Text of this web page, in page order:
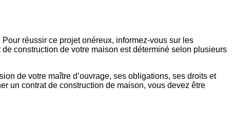
réussir ce projet onéreux, informez-vous sur les
construction de votre maison est déterminé selon plusieurs
de votre maître d’ouvrage, ses obligations, ses droits et
un contrat de construction de maison, vous devez être